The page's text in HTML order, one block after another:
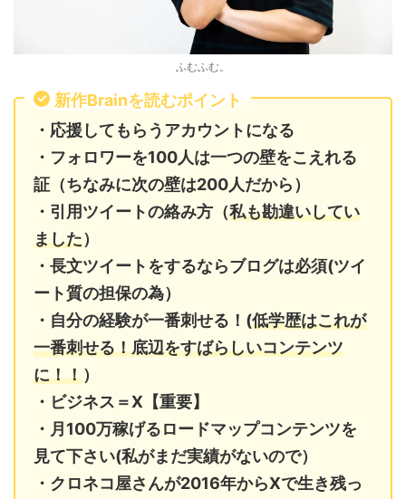
ふむふむ。
新作Brainを読むポイント
・応援してもらうアカウントになる
・フォロワーを100人は一つの壁をこえれる
証（ちなみに次の壁は200人だから）
・引用ツイートの絡み方（私も勘違いしてい
ました）
・長文ツイートをするならブログは必須(ツイ
ート質の担保の為）
・自分の経験が一番刺せる！(低学歴はこれが
一番刺せる！底辺をすばらしいコンテンツ
に！！）
・ビジネス＝X【重要】
・月100万稼げるロードマップコンテンツを
見て下さい(私がまだ実績がないので）
・クロネコ屋さんが2016年からXで生き残っ